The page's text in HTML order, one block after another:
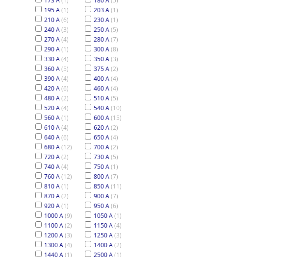
195 A(1) 203 A(1)
210 A(6) 230 A(1)
240 A(3) 250 A(5)
270 A(4) 280 A(7)
290 A(1) 300 A(8)
330 A(4) 350 A(3)
360 A(5) 375 A(2)
390 A(4) 400 A(4)
420 A(6) 460 A(4)
480 A(2) 510 A(5)
520 A(4) 540 A(10)
560 A(1) 600 A(15)
610 A(4) 620 A(2)
640 A(6) 650 A(4)
680 A(12) 700 A(2)
720 A(2) 730 A(5)
740 A(4) 750 A(1)
760 A(12) 800 A(7)
810 A(1) 850 A(11)
870 A(2) 900 A(7)
920 A(1) 950 A(6)
1000 A(9) 1050 A(1)
1100 A(2) 1150 A(4)
1200 A(3) 1250 A(3)
1300 A(4) 1400 A(2)
1440 A(1) 2500 A(1)